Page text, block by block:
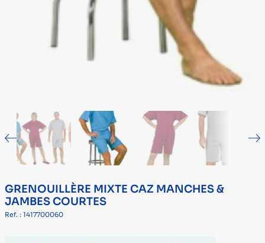
GRENOUILLÈRE MIXTE CAZ MANCHES &
JAMBES COURTES
Ref. : 1417700060